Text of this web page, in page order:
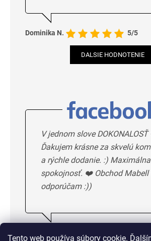
Tento web používa súbory cookie.
Dominika N. 5/5
DALSIE HODNOTENIE
V jednom slove
Ďakujem krásne za skvelú
a rýchle dodanie. :) Maximálna
spokojnosť. ❤️ Obchod Mabell
odporúčam :))